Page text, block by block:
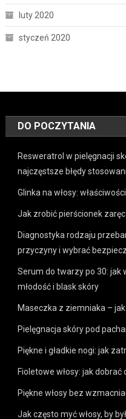
luty 2020
styczeń 2020
DO POCZYTANIA
Resweratrol w pielęgnacji
najczęstsze błędy
Glinka na włosy:
Jak zrobić pierścionek
Diagnostyka rodzaju
przyczyny i wybrać
Serum do twarzy po 30: jak
młodość i blask skóry
Maseczka z ziemniaka –
Pielęgnacja skóry pod
Piękne i gładkie nogi: jak
Fioletowe włosy: jak
Piękne włosy bez
Jak często myć włosy, by